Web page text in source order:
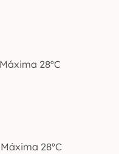
28ºC
28ºC